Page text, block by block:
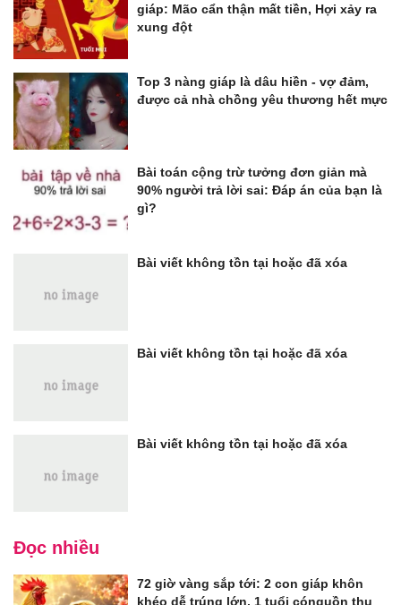
giáp: Mão cẩn thận mất tiền, Hợi xảy ra
xung đột
Top 3 nàng giáp là dâu hiền - vợ đảm,
được cả nhà chồng yêu thương hết mực
Bài toán cộng trừ tưởng đơn giản mà
90% người trả lời sai: Đáp án của bạn là
gì?
Bài viết không tồn tại hoặc đã xóa
Bài viết không tồn tại hoặc đã xóa
Bài viết không tồn tại hoặc đã xóa
Đọc nhiều
72 giờ vàng sắp tới: 2 con giáp khôn
khéo dễ trúng lớn, 1 tuổi cónguồn thu